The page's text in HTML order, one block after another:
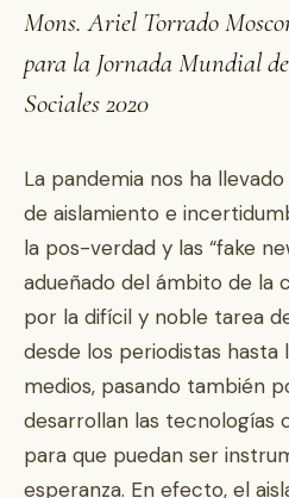
Mons. Ariel Torrado
para la Jornada Mundial
Sociales 2020
La pandemia nos ha llevado
de aislamiento e
la pos-verdad y las “fake
adueñado del ámbito de la
por la difícil y noble tarea
desde los periodistas hasta
medios, pasando también
desarrollan las tecnologías
para que puedan ser
esperanza. En efecto, el